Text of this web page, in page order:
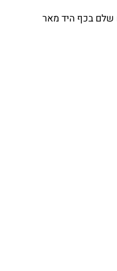
בכף היד מאר